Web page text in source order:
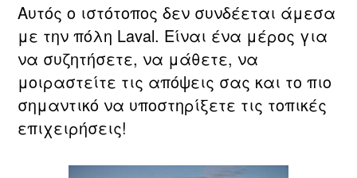
Αυτός ο ιστότοπος δεν συνδέεται άμεσα
με την πόλη Laval. Είναι ένα μέρος για
να συζητήσετε, να μάθετε, να
μοιραστείτε τις απόψεις σας και το πιο
σημαντικό να υποστηρίξετε τις τοπικές
επιχειρήσεις!